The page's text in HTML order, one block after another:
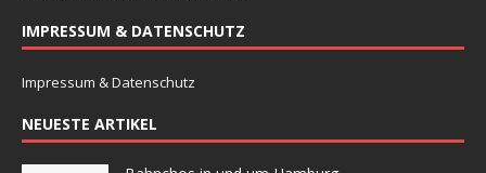
IMPRESSUM & DATENSCHUTZ
Impressum & Datenschutz
NEUESTE ARTIKEL